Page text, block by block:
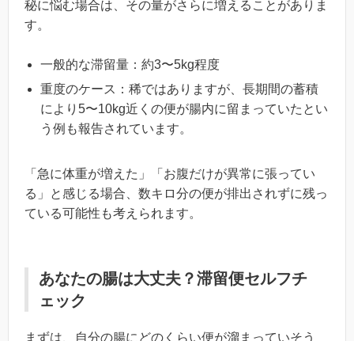
秘に悩む場合は、その量がさらに増えることがありま
す。
一般的な滞留量：約3〜5kg程度
重度のケース：稀ではありますが、長期間の蓄積
により5〜10kg近くの便が腸内に留まっていたとい
う例も報告されています。
「急に体重が増えた」「お腹だけが異常に張ってい
る」と感じる場合、数キロ分の便が排出されずに残っ
ている可能性も考えられます。
あなたの腸は大丈夫？滞留便セルフチ
ェック
まずは、自分の腸にどのくらい便が溜まっていそう